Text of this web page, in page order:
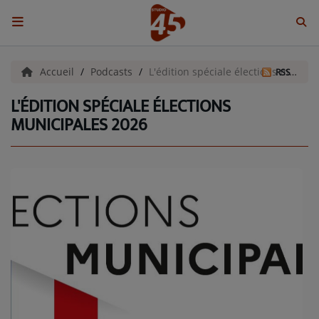
ACCUEIL
Emissions
BENJI & COMPAGNIE
GRAFFITI CINÉMA
LES ASSOCIÉS DU JOUR
LA CHRONIQUE ENVIRONNEMENTALE
LA CHRONIQUE MUSICALE
Accueil Podcasts L'édition spéciale élections municipales 2026
RSS
L'ÉDITION SPÉCIALE ÉLECTIONS
MUNICIPALES 2026